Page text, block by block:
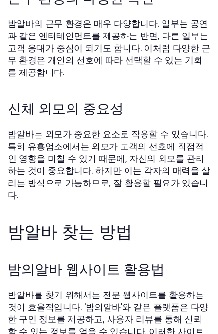
밤알바의 근무 환경은 매우 다양합니다. 일부는 공연
과 같은 엔터테인먼트를 제공하는 반면, 다른 일부는
고객 응대가 중심이 되기도 합니다. 이처럼 다양한 근
무 환경은 개인의 선호에 따라 선택할 수 있는 기회
를 제공합니다.
신체 외모의 중요성
밤알바는 외모가 중요한 요소로 작용할 수 있습니다.
특히 유흥업소에서는 외모가 고객의 선호에 직접적
인 영향을 미칠 수 있기 때문에, 자신의 외모를 관리
하는 것이 중요합니다. 하지만 이는 각자의 매력을 살
리는 방식으로 가능하므로, 잘 활용할 필요가 있습니
다.
밤알바 찾는 방법
밤의알바 웹사이트 활용법
밤알바를 찾기 위해서는 전문 웹사이트를 활용하는
것이 효율적입니다. '밤의알바'와 같은 플랫폼은 다양
한 구인 정보를 제공하고, 사용자 리뷰를 통해 신뢰
할 수 있는 정보를 얻을 수 있습니다. 이러한 사이트